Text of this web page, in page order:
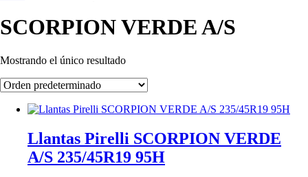
SCORPION VERDE A/S
Mostrando el único resultado
Llantas Pirelli SCORPION VERDE
A/S 235/45R19 95H